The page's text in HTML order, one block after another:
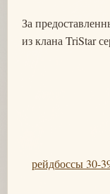
За
из клана TriStar
рейдбоссы 30-